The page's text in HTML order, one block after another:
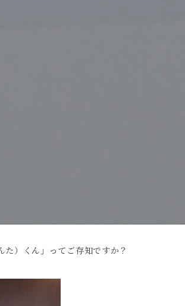
た）くん」ってご存知ですか？